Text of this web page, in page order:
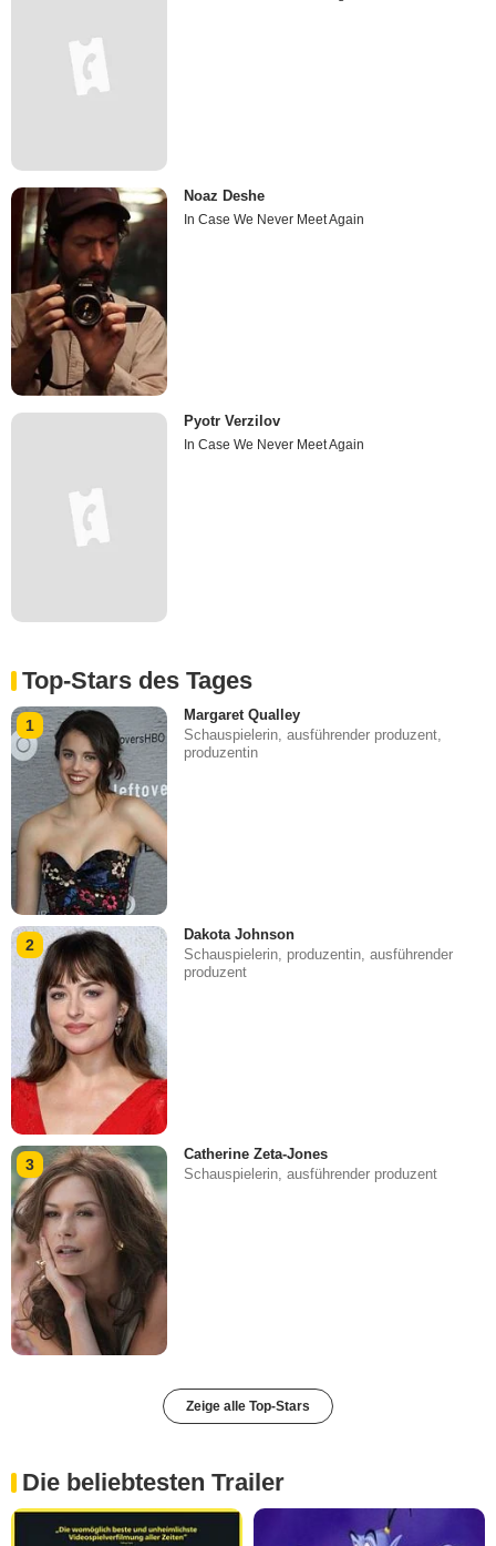
Noaz Deshe
In Case We Never Meet Again
Pyotr Verzilov
In Case We Never Meet Again
Top-Stars des Tages
1
Margaret Qualley
Schauspielerin, ausführender produzent,
produzentin
2
Dakota Johnson
Schauspielerin, produzentin, ausführender
produzent
3
Catherine Zeta-Jones
Schauspielerin, ausführender produzent
Zeige alle Top-Stars
Die beliebtesten Trailer